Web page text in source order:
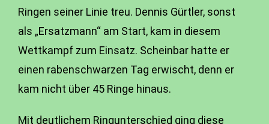
Ringen seiner Linie treu. Dennis Gürtler, sonst
als „Ersatzmann“ am Start, kam in diesem
Wettkampf zum Einsatz. Scheinbar hatte er
einen rabenschwarzen Tag erwischt, denn er
kam nicht über 45 Ringe hinaus.
Mit deutlichem Ringunterschied ging diese